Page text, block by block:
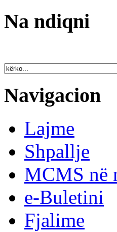
Na ndiqni
Navigacion
Lajme
Shpallje
MCMS në
e-Buletini
Fjalime